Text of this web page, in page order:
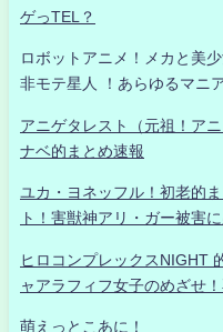
ゲっTEL？
ロボットアニメ！メカと美
非モテ星人 ！あらゆるマニ
アニゲタレスト（元祖！ア
ナベ的まとめ速報
ユカ・ヨネッフル！初老的
ト！害獣神アリ・ガー被害
ヒロコンプレックスNIGHT
ャアラフィフ女子のめざせ
萌えっとこあに！